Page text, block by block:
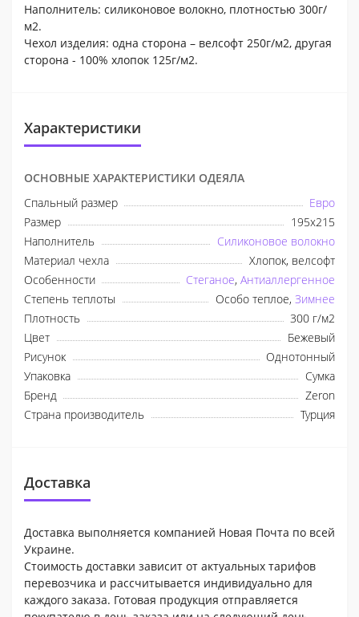
Наполнитель: силиконовое волокно, плотностью 300г/
м2.
Чехол изделия: одна сторона – велсофт 250г/м2, другая
сторона - 100% хлопок 125г/м2.
Характеристики
ОСНОВНЫЕ ХАРАКТЕРИСТИКИ ОДЕЯЛА
Спальный размер
Евро
Размер
195x215
Наполнитель
Силиконовое волокно
Материал чехла
Хлопок, велсофт
Особенности
Стеганое, Антиаллергенное
Степень теплоты
Особо теплое, Зимнее
Плотность
300 г/м2
Цвет
Бежевый
Рисунок
Однотонный
Упаковка
Сумка
Бренд
Zeron
Страна производитель
Турция
Доставка
Доставка выполняется компанией Новая Почта по всей
Украине.
Стоимость доставки зависит от актуальных тарифов
перевозчика и рассчитывается индивидуально для
каждого заказа. Готовая продукция отправляется